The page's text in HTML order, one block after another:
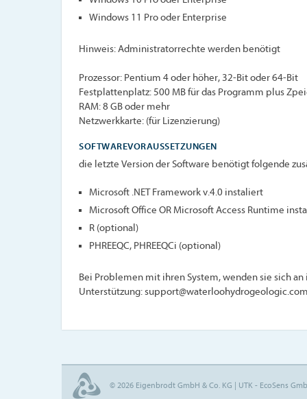
Windows 11 Pro oder Enterprise
Hinweis: Administratorrechte werden benötigt
Prozessor: Pentium 4 oder höher, 32-Bit oder 64-Bit
Festplattenplatz: 500 MB für das Programm plus
RAM: 8 GB oder mehr
Netzwerkkarte: (für Lizenzierung)
SOFTWAREVORAUSSETZUNGEN
die letzte Version der Software benötigt folgende
Microsoft .NET Framework v.4.0 instaliert
Microsoft Office OR Microsoft Access Runtime
R (optional)
PHREEQC, PHREEQCi (optional)
Bei Problemen mit ihren System, wenden sie sich
Unterstützung:
© 2026 Eigenbrodt GmbH & Co. KG | UTK - EcoSens